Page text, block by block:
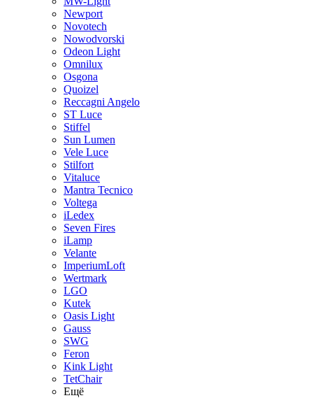
Newport
Novotech
Nowodvorski
Odeon Light
Omnilux
Osgona
Quoizel
Reccagni Angelo
ST Luce
Stiffel
Sun Lumen
Vele Luce
Stilfort
Vitaluce
Mantra Tecnico
Voltega
iLedex
Seven Fires
iLamp
Velante
ImperiumLoft
Wertmark
LGO
Kutek
Oasis Light
Gauss
SWG
Feron
Kink Light
TetСhair
Ещё